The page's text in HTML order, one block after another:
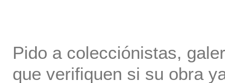
Pido a colecciónistas,
que verifiquen si su obra